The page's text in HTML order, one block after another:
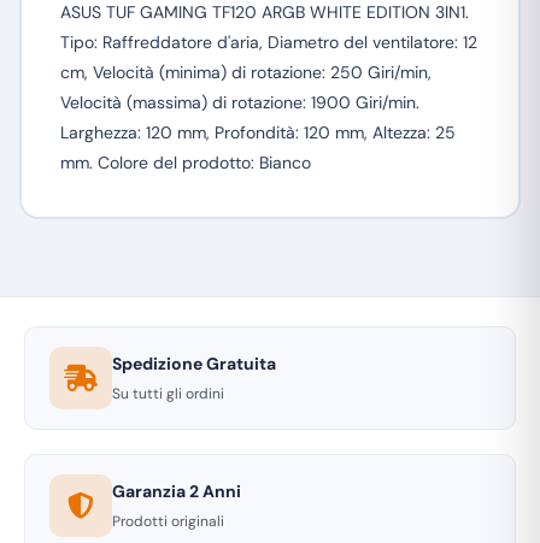
ASUS TUF GAMING TF120 ARGB WHITE EDITION 3IN1.
Tipo: Raffreddatore d'aria, Diametro del ventilatore: 12
cm, Velocità (minima) di rotazione: 250 Giri/min,
Velocità (massima) di rotazione: 1900 Giri/min.
Larghezza: 120 mm, Profondità: 120 mm, Altezza: 25
mm. Colore del prodotto: Bianco
Spedizione Gratuita
Su tutti gli ordini
Garanzia 2 Anni
Prodotti originali